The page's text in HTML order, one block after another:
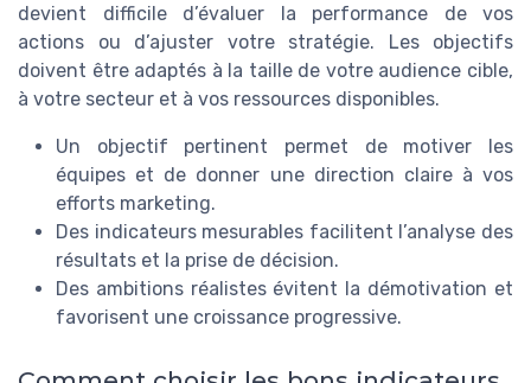
devient difficile d’évaluer la performance de vos
actions ou d’ajuster votre stratégie. Les objectifs
doivent être adaptés à la taille de votre audience cible,
à votre secteur et à vos ressources disponibles.
Un objectif pertinent permet de motiver les
équipes et de donner une direction claire à vos
efforts marketing.
Des indicateurs mesurables facilitent l’analyse des
résultats et la prise de décision.
Des ambitions réalistes évitent la démotivation et
favorisent une croissance progressive.